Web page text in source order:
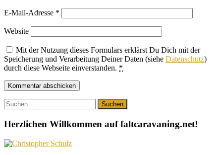
E-Mail-Adresse *
Website
Mit der Nutzung dieses Formulars erklärst Du Dich mit der
Speicherung und Verarbeitung Deiner Daten (siehe Datenschutz)
durch diese Webseite einverstanden. *
Suchen
nach:
Herzlichen Willkommen auf faltcaravaning.net!